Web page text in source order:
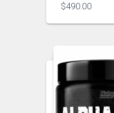
$490.00